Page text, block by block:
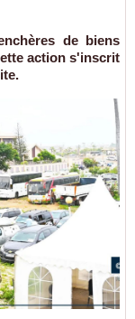
de biens
action s'inscrit